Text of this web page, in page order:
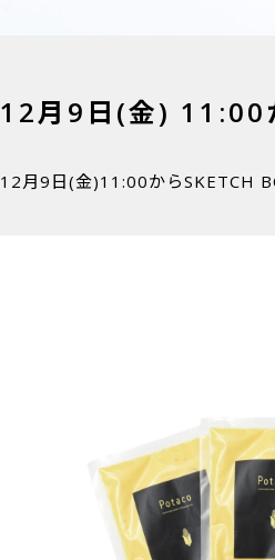
12月9日(金) 11:00
12月9日(金)11:00からSKETCH